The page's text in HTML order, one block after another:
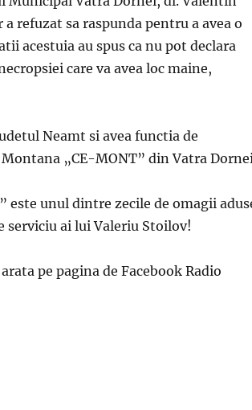
refuzat sa raspunda pentru a avea o
acestuia au spus ca nu pot declara
care va avea loc maine,
Neamt si avea functia de
„CE-MONT” din Vatra
este unul dintre zecile de omagii
serviciu ai lui Valeriu Stoilov!
pe pagina de Facebook Radio